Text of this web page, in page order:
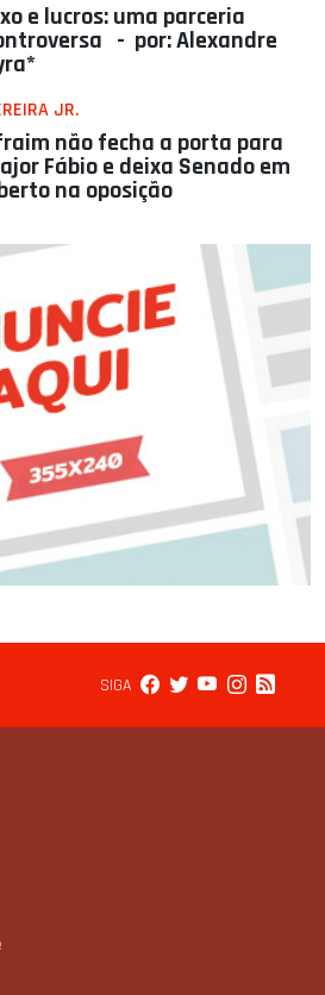
e lucros: uma parceria
- por: Alexandre
JR.
não fecha a porta para
Fábio e deixa Senado em
na oposição
SIGA